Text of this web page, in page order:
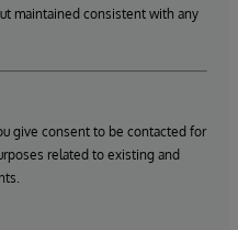
maintained consistent with any
give consent to be contacted for
related to existing and